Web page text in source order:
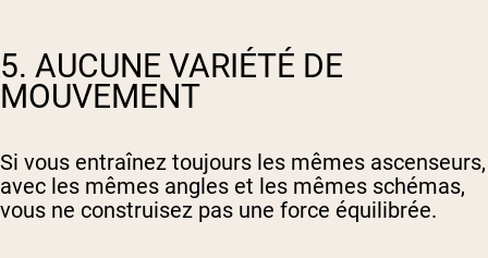
5. AUCUNE VARIÉTÉ DE
MOUVEMENT
Si vous entraînez toujours les mêmes ascenseurs,
avec les mêmes angles et les mêmes schémas,
vous ne construisez pas une force équilibrée.